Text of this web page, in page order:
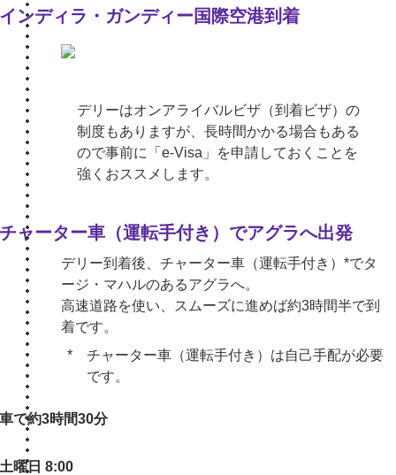
インディラ・ガンディー国際空港到着
デリーはオンアライバルビザ（到着ビザ）の
制度もありますが、長時間かかる場合もある
ので事前に「e-Visa」を申請しておくことを
強くおススメします。
チャーター車（運転手付き）でアグラへ出発
デリー到着後、チャーター車（運転手付き）*でタ
ージ・マハルのあるアグラへ。
高速道路を使い、スムーズに進めば約3時間半で到
着です。
チャーター車（運転手付き）は自己手配が必要
です。
車で約3時間30分
土曜日 8:00